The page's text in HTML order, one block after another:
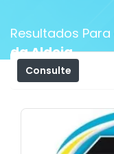
Resultados Para
da Aldeia
Consulte